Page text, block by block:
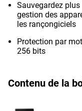
Sauvegardez
gestion des
les rançongiciels
Protection par
256 bits
Contenu de la